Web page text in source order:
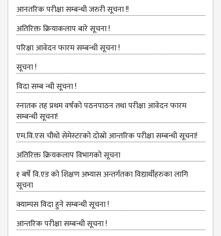
EDUCATIONAL
CONSULTANT
OTHER
COMMITTEE &
CELL
EXAMINATION
MANAGEMENT
COMMITTEE
LIBRARY
MANAGEMENT
COMMITTEE
COMPUTER
MANAGEMENT
CELL
PRACTICE
TEACHING
MANAGEMENT
आनतरिक परीक्षा सम्बन्धी जरुरी सूचना !!
अतिरिक्त क्रियाकलाप बारे सूचना !
परिक्षा आवेदन फारम सम्बन्धी सूचना !
सूचना !
विदा सम्ब न्धी सूचना !
स्‍नातक तह प्रथम वर्षको पठनपाठन तथा परीक्षा आवेदन फारम
सम्बन्धी सूचना!
एम.वि.एस चौथो सेमेस्‍टरको दोस्रो आन्तरिक परीक्षा सम्बन्धी सूचना!
अतिरिक्त क्रियकलाप विभागको सूचना
१ बर्षे वि.एड को शिक्षण अभ्यास अन्तर्गतका विद्यार्थीहरुका लागि
सूचना
क्याम्पस विदा हुने सम्बन्धी सूचना !
आन्‍तरिक परीक्षा सम्बन्धी सूचना !